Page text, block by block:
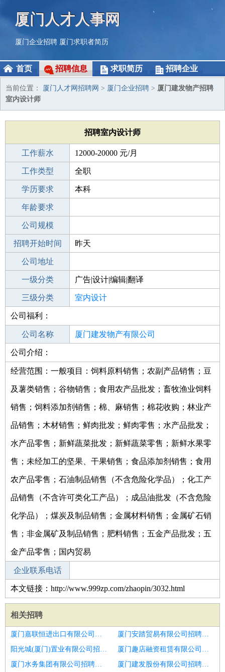
厦门人才人事网
厦门企业招聘 厦门求职者简历
首页 招聘信息 求职简历 招聘企业
当前位置： 厦门人才网招聘网 > 厦门企业招聘 > 厦门建发物产招聘
室内设计师
招聘室内设计师
工作薪水 12000-20000 元/月
招聘人数 1人
工作类型 全职
性别要求 -
学历要求 本科
工作经验
年龄要求
工作地点
公司规模
公司电话
招聘开始时间 昨天
招聘结束时间
公司地址
一级分类 广告|设计|编辑|翻译
二级分类 美术/设计
三级分类 室内设计
其他行业
公司福利：
公司名称 厦门建发物产有限公司
公司类型
公司介绍：
经营范围：一般项目：饲料原料销售；农副产品销售；豆
及薯类销售；谷物销售；食用农产品批发；畜牧渔业饲料
销售；饲料添加剂销售；棉、麻销售；棉花收购；林业产
品销售；木材销售；鲜肉批发；鲜肉零售；水产品批发；
水产品零售；新鲜蔬菜批发；新鲜蔬菜零售；新鲜水果零
售；未经加工的坚果、干果销售；食品添加剂销售；食用
农产品零售；石油制品销售（不含危险化学品）；化工产
品销售（不含许可类化工产品）；成品油批发（不含危险
化学品）；煤炭及制品销售；金属材料销售；金属矿石销
售；非金属矿及制品销售；肥料销售；五金产品批发；五
金产品零售；国内贸易
企业联系电话
本文链接：http://www.999zp.com/zhaopin/3032.html
相关招聘
厦门嘉联恒进出口有限公司招聘青岛市招聘室内设计助理2人
厦门安踏贸易有限公司招聘青岛市室内设计师招聘
阳光城(厦门)置业有限公司招聘室内设计师
厦门趣店融资租赁有限公司招聘室内设计师
厦门水务集团有限公司招聘室内设计助理
厦门建发股份有限公司招聘室内设计师助理